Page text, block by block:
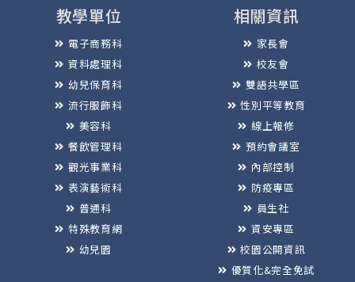
教學單位
電子商務科
資料處理科
幼兒保育科
流行服飾科
美容科
餐飲管理科
觀光事業科
表演藝術科
普通科
特殊教育網
幼兒園
相關資訊
家長會
校友會
雙語共學區
性別平等教育
線上報修
預約會議室
內部控制
防疫專區
員生社
資安專區
校園公開資訊
優質化&完全免試